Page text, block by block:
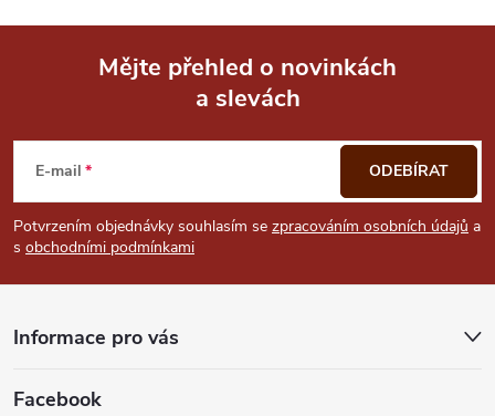
p
a
Mějte přehled o novinkách
a slevách
E-mail
Potvrzením objednávky souhlasím se zpracováním osobních údajů a
s obchodními podmínkami
ODEBÍRAT
Informace pro vás
Facebook